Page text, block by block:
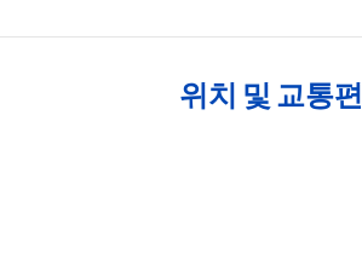
위치 및 교통편